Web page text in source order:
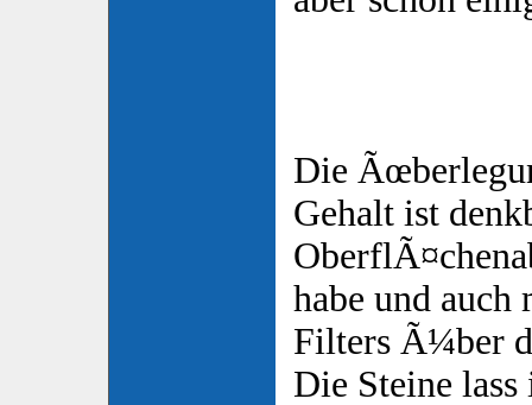
Die
Gehalt ist
habe und auch
Filters Ã¼ber
Die Steine lass